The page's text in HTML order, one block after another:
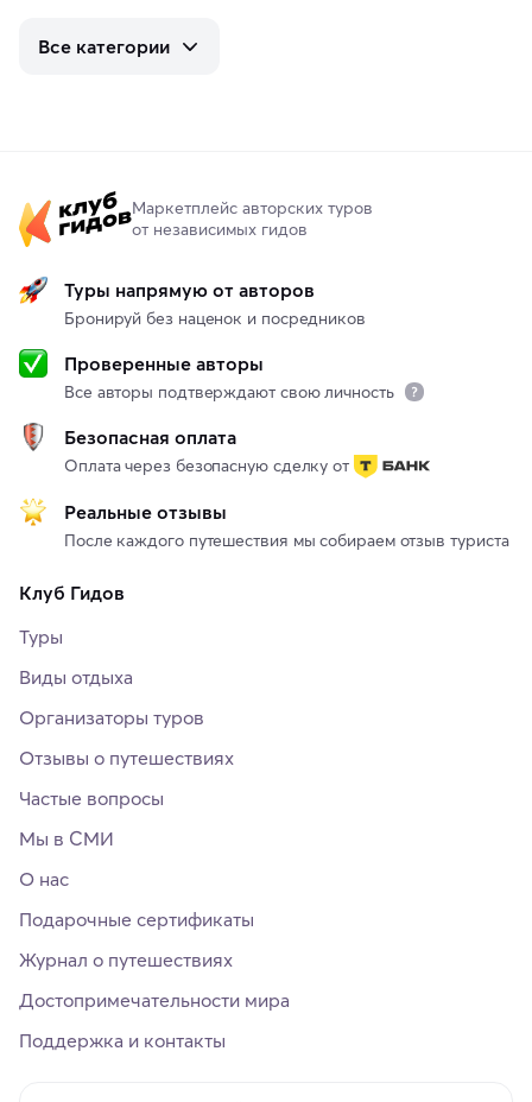
Все категории
Маркетплейс авторских туров
от независимых гидов
Туры напрямую от авторов
Бронируй без наценок и посредников
Проверенные авторы
Все авторы подтверждают свою личность
Безопасная оплата
Оплата через безопасную сделку от
Реальные отзывы
После каждого путешествия мы собираем отзыв туриста
Клуб Гидов
Туры
Виды отдыха
Организаторы туров
Отзывы о путешествиях
Частые вопросы
Мы в СМИ
О нас
Подарочные сертификаты
Журнал о путешествиях
Достопримечательности мира
Поддержка и контакты